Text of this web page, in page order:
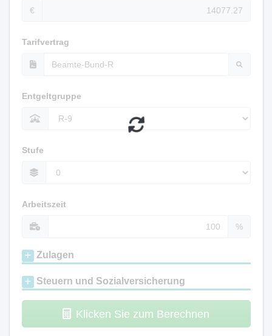
€
Tarifvertrag
Entgeltgruppe
Stufe
Arbeitszeit
%
Zulagen
Steuern und Sozialversicherung
Klicken Sie zum Berechnen